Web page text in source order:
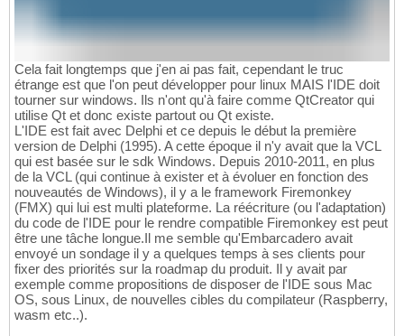
Cela fait longtemps que j'en ai pas fait, cependant le truc
étrange est que l'on peut développer pour linux MAIS l'IDE doit
tourner sur windows. Ils n'ont qu'à faire comme QtCreator qui
utilise Qt et donc existe partout ou Qt existe.
L'IDE est fait avec Delphi et ce depuis le début la première
version de Delphi (1995). A cette époque il n'y avait que la VCL
qui est basée sur le sdk Windows. Depuis 2010-2011, en plus
de la VCL (qui continue à exister et à évoluer en fonction des
nouveautés de Windows), il y a le framework Firemonkey
(FMX) qui lui est multi plateforme. La réécriture (ou l'adaptation)
du code de l'IDE pour le rendre compatible Firemonkey est peut
être une tâche longue.Il me semble qu'Embarcadero avait
envoyé un sondage il y a quelques temps à ses clients pour
fixer des priorités sur la roadmap du produit. Il y avait par
exemple comme propositions de disposer de l'IDE sous Mac
OS, sous Linux, de nouvelles cibles du compilateur (Raspberry,
wasm etc..).